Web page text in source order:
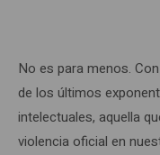
No es para menos.
de los últimos
intelectuales, aquella
violencia oficial en